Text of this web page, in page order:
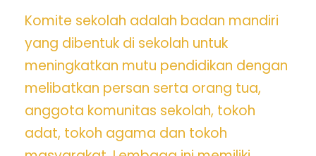
Komite sekolah adalah badan mandiri
yang dibentuk di sekolah untuk
meningkatkan mutu pendidikan dengan
melibatkan persan serta orang tua,
anggota komunitas sekolah, tokoh
adat, tokoh agama dan tokoh